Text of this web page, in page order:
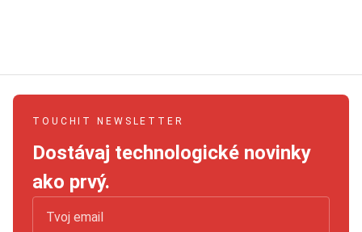
TOUCHIT NEWSLETTER
Dostávaj technologické novinky
ako prvý.